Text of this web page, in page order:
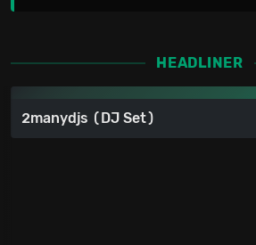
HEADLINER
2manydjs (DJ Set)